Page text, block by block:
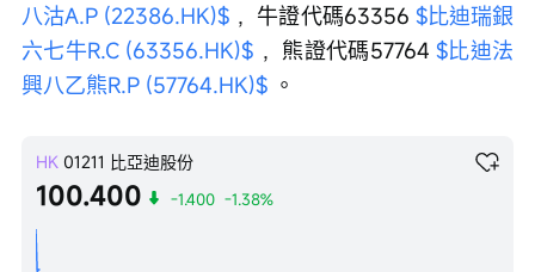
八沽A.P (22386.HK)$ ，牛證代碼63356 $比迪瑞銀
六七牛R.C (63356.HK)$ ，熊證代碼57764 $比迪法
興八乙熊R.P (57764.HK)$ 。
HK 01211 比亞迪股份
100.400 -1.400 -1.38%